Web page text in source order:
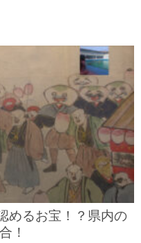
めるお宝！？県内の
！